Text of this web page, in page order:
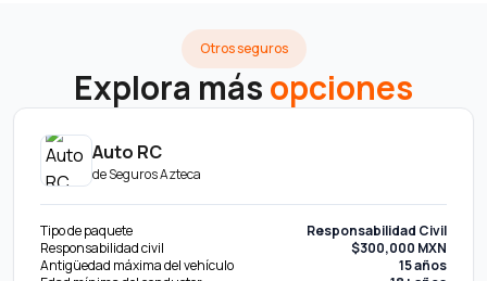
Otros seguros
Explora másopciones
Auto RC
deSeguros Azteca
Tipo de paquete
Responsabilidad Civil
Responsabilidad civil
$300,000 MXN
Antigüedad máxima del vehículo
15 años